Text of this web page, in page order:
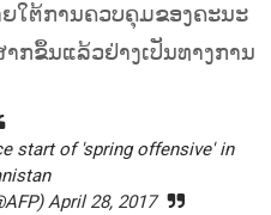
ໃຕ້ການຄວບຄຸມຂອງຄະນະ
ກຂຶ້ນແລ້ວຢ່າງເປັນທາງການ
start of 'spring offensive' in
April 28, 2017